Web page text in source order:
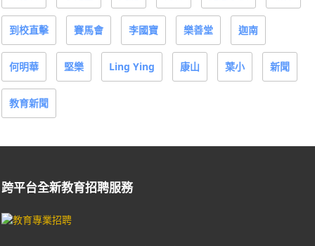
到校直擊 賽馬會 李國寶 樂善堂 迦南
何明華 堅樂 Ling Ying 康山 葉小 新聞
教育新聞
跨平台全新教育招聘服務